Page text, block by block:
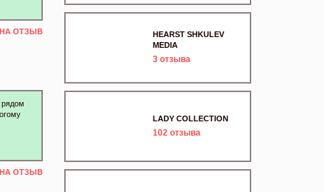
ОТЗЫВ
рядом
ОТЗЫВ
HEARST SHKULEV
MEDIA
3 отзыва
LADY COLLECTION
102 отзыва